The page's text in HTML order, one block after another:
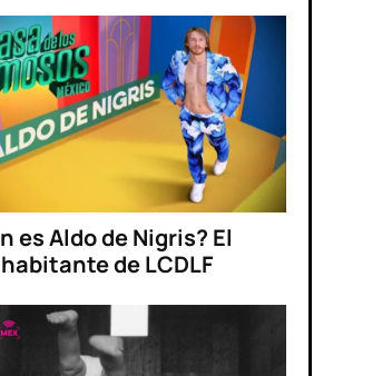
es Aldo de Nigris? El
de LCDLF